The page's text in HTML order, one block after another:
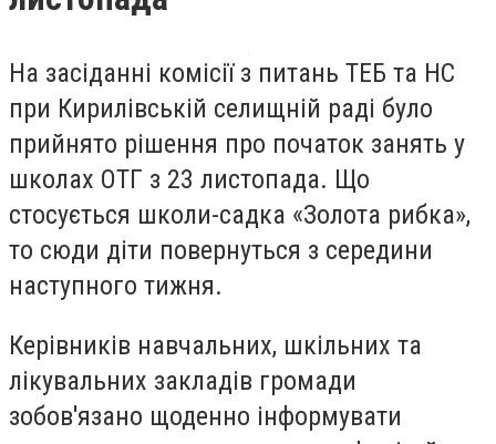
На засіданні комісії з питань ТЕБ та НС
при Кирилівській селищній раді було
прийнято рішення про початок занять у
школах ОТГ з 23 листопада. Що
стосується школи-садка «Золота рибка»,
то сюди діти повернуться з середини
наступного тижня.
Керівників навчальних, шкільних та
лікувальних закладів громади
зобов'язано щоденно інформувати